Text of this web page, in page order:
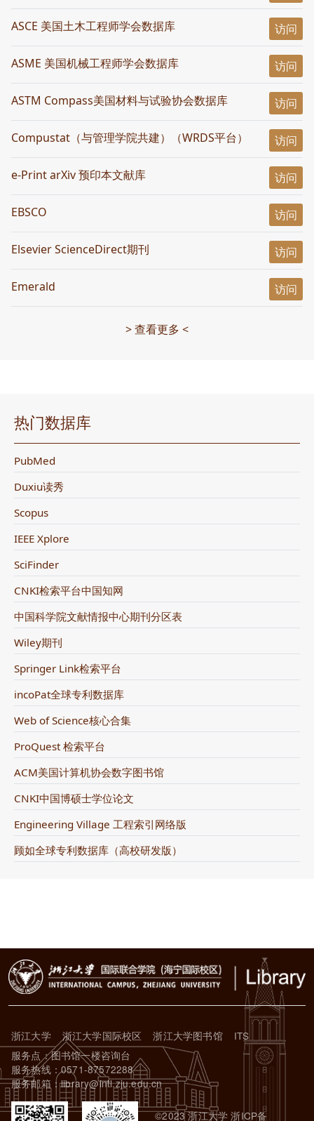
ASCE 美国土木工程师学会数据库 访问
ASME 美国机械工程师学会数据库 访问
ASTM Compass美国材料与试验协会数据库 访问
Compustat（与管理学院共建）（WRDS平台） 访问
e-Print arXiv 预印本文献库 访问
EBSCO 访问
Elsevier ScienceDirect期刊 访问
Emerald 访问
> 查看更多 <
热门数据库
PubMed
Duxiu读秀
Scopus
IEEE Xplore
SciFinder
CNKI检索平台中国知网
中国科学院文献情报中心期刊分区表
Wiley期刊
Springer Link检索平台
incoPat全球专利数据库
Web of Science核心合集
ProQuest 检索平台
ACM美国计算机协会数字图书馆
CNKI中国博硕士学位论文
Engineering Village 工程索引网络版
顾如全球专利数据库（高校研发版）
浙江大学 浙江大学国际校区 浙江大学图书馆
ITS
服务点：图书馆一楼咨询台
服务热线：0571-87572288
服务邮箱：library@intl.zju.edu.cn
©2023 浙江大学 浙ICP备